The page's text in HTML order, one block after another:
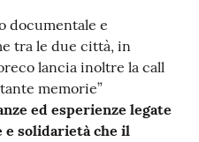
documentale e
tra le due città, in
lancia inoltre la call
memorie”
ed esperienze legate
e solidarietà che il